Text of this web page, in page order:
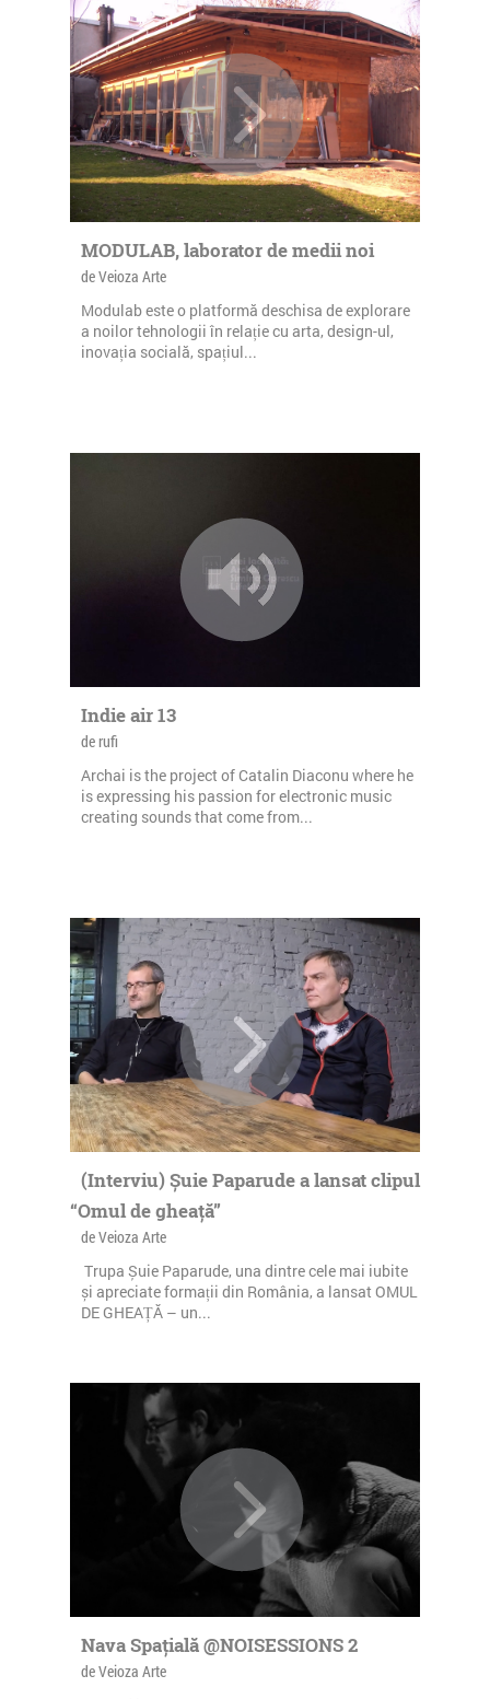
MODULAB, laborator de medii noi
de Veioza Arte
Modulab este o platformă deschisa de explorare
a noilor tehnologii în relație cu arta, design-ul,
inovația socială, spațiul...
Indie air 13
de rufi
Archai is the project of Catalin Diaconu where he
is expressing his passion for electronic music
creating sounds that come from...
(Interviu) Șuie Paparude a lansat clipul
“Omul de gheață”
de Veioza Arte
Trupa Șuie Paparude, una dintre cele mai iubite
și apreciate formații din România, a lansat OMUL
DE GHEAȚĂ – un...
Nava Spațială @NOISESSIONS 2
de Veioza Arte